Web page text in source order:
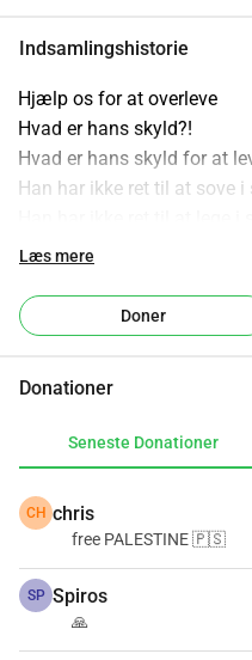
Indsamlingshistorie
Hjælp os for at overleve
Hvad er hans skyld?!
Han har ikke ret til at sove i
Han har ikke ret til at tage
Han har ikke ret til at spise
Han har ikke ret til at have
underholdningsområder
Ved Gud, vi er trætte, åh
Læs mere
Doner
Donationer
Seneste Donationer
CH chris
free PALESTINE 🇵🇸
SP Spiros
🙏